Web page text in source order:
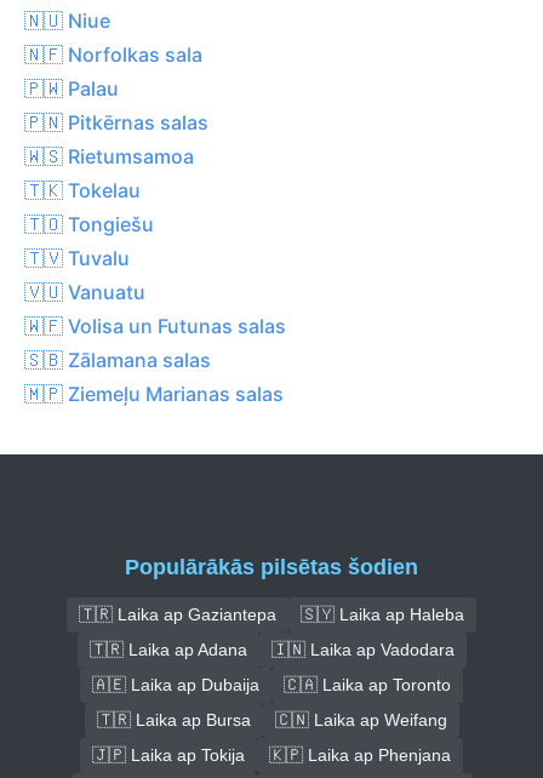
🇳🇺 Niue
🇳🇫 Norfolkas sala
🇵🇼 Palau
🇵🇳 Pitkērnas salas
🇼🇸 Rietumsamoa
🇹🇰 Tokelau
🇹🇴 Tongiešu
🇹🇻 Tuvalu
🇻🇺 Vanuatu
🇼🇫 Volisa un Futunas salas
🇸🇧 Zālamana salas
🇲🇵 Ziemeļu Marianas salas
Populārākās pilsētas šodien
🇹🇷 Laika ap Gaziantepa
🇸🇾 Laika ap Haleba
🇹🇷 Laika ap Adana
🇮🇳 Laika ap Vadodara
🇦🇪 Laika ap Dubaija
🇨🇦 Laika ap Toronto
🇹🇷 Laika ap Bursa
🇨🇳 Laika ap Weifang
🇯🇵 Laika ap Tokija
🇰🇵 Laika ap Phenjana